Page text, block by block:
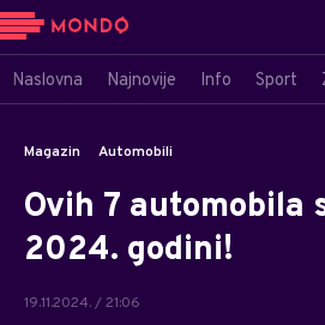
Naslovna Najnovije Info Sport
Magazin Automobili
Ovih 7 automobila
2024. godini!
19.11.2024. / 21:06